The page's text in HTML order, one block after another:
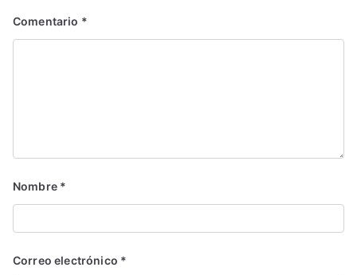
Comentario *
Nombre *
Correo electrónico *